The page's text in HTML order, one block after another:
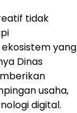
tidak
yang
Dinas
usaha,
digital.